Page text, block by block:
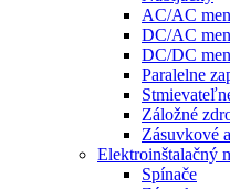
AC/AC
DC/AC
DC/DC
Paralelne
Záložné
Zásuvkové
Elektroinštalačný
Spínače